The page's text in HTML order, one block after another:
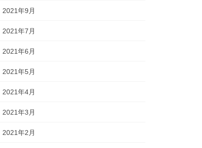
2021年9月
2021年7月
2021年6月
2021年5月
2021年4月
2021年3月
2021年2月